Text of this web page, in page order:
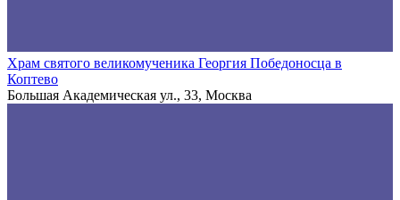
Храм святого великомученика Георгия Победоносца в
Коптево
Большая Академическая ул., 33, Москва